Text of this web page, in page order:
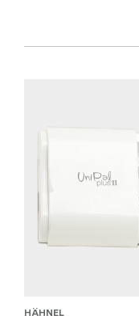
HÄHNEL